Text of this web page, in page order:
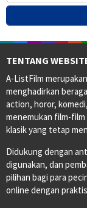
TENTANG
A-ListFilm
menghadirkan
action, horor,
menemukan film-
klasik yang tetap
Didukung dengan
digunakan, dan
pilihan bagi para
online dengan